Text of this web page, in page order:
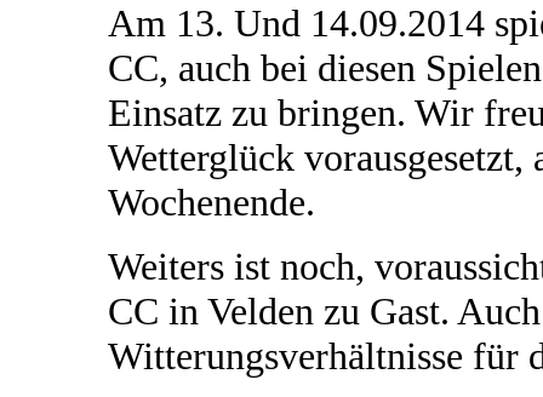
Am 13. Und 14.09.2014
CC, auch bei diesen
Einsatz zu bringen. Wir
Wetterglück
Wochenende.
Weiters ist noch,
CC in Velden zu Gast.
Witterungsverhältnisse für